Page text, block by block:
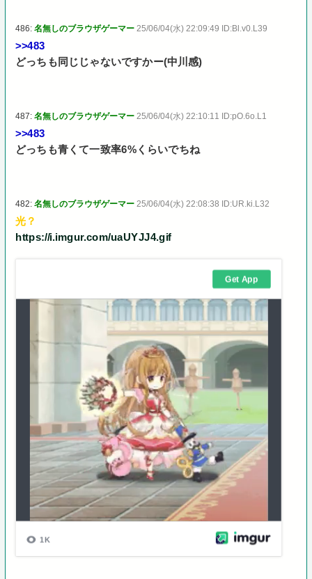
486:名無しのブラウザゲーマー 25/06/04(水) 22:09:49 ID:Bl.v0.L39
>>483
どっちも同じじゃないですかー(中川感)
487:名無しのブラウザゲーマー 25/06/04(水) 22:10:11 ID:pO.6o.L1
>>483
どっちも青くて一致率6%くらいでちね
482:名無しのブラウザゲーマー 25/06/04(水) 22:08:38 ID:UR.ki.L32
光？
https://i.imgur.com/uaUYJJ4.gif